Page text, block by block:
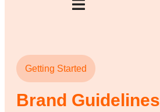
Getting Started
Brand Guidelines